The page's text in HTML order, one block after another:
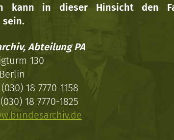
kann in dieser Hinsicht den
Abteilung PA
130
18 7770-1158
18 7770-1825